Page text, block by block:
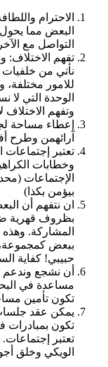
الاحترام
البعض مما
التواصل مع
تفهم الاختلاف:
نأتي من خلفيات
للامور مختلفة،
الوحدة التي
وتفهم
إعطاء مساحة
آرائهمن وطرح
تعتبر
وخطابات
الإجتماعات
بيؤمن بكذا)
ان نتفهم أن
بظروف قهرية
المشاركة.
ببعض كمجموعة،
حبيبي! كفاية
أن نشجع وندعم
مساعدة في
تكون تأمين
يمكن عقد
تكون بمبادرات
تعتبر
الويكي وخلق